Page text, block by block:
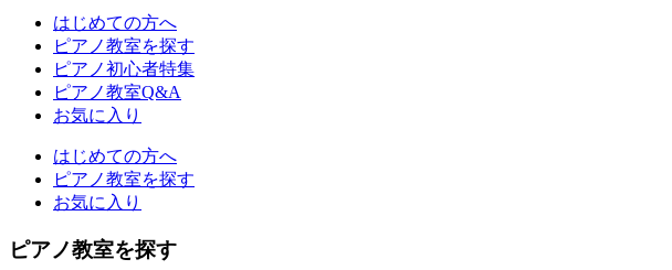
はじめての方へ
ピアノ教室を探す
ピアノ初心者特集
ピアノ教室Q&A
お気に入り
はじめての方へ
ピアノ教室を探す
お気に入り
ピアノ教室を探す